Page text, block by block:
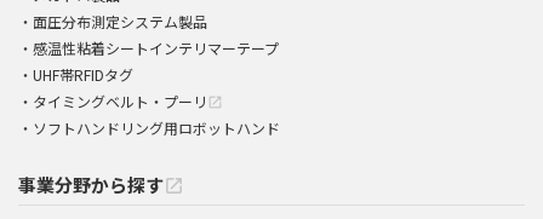
面圧分布測定システム製品
感温性粘着シートインテリマーテープ
UHF帯RFIDタグ
タイミングベルト・プーリ open_in_new
ソフトハンドリング用ロボットハンド
事業分野から探すopen_in_new